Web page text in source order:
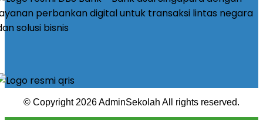
© Copyright 2026 AdminSekolah All rights reserved.